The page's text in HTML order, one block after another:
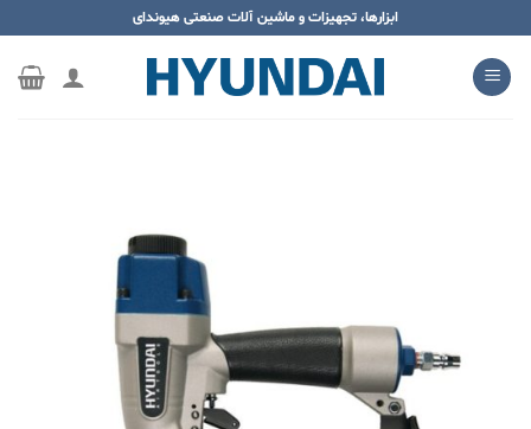
محتوا
بروید
ابزارها، تجهیزات و ماشین آلات صنعتی هیوندای